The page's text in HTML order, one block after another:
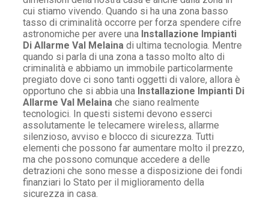
cui stiamo vivendo. Quando si ha una zona basso
tasso di criminalità occorre per forza spendere cifre
astronomiche per avere una Installazione Impianti
Di Allarme Val Melaina di ultima tecnologia. Mentre
quando si parla di una zona a tasso molto alto di
criminalità e abbiamo un immobile particolarmente
pregiato dove ci sono tanti oggetti di valore, allora è
opportuno che si abbia una Installazione Impianti Di
Allarme Val Melaina che siano realmente
tecnologici. In questi sistemi devono esserci
assolutamente le telecamere wireless, allarme
silenzioso, avviso e blocco di sicurezza. Tutti
elementi che possono far aumentare molto il prezzo,
ma che possono comunque accedere a delle
detrazioni che sono messe a disposizione dei fondi
finanziari lo Stato per il miglioramento della
sicurezza in casa.